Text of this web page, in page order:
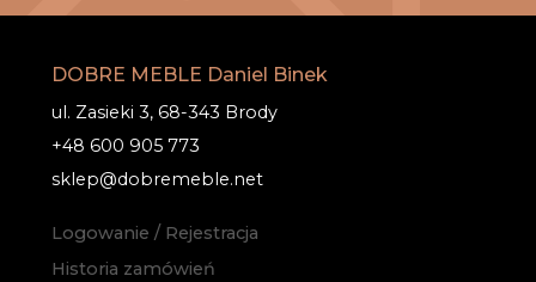
DOBRE MEBLE Daniel Binek
ul. Zasieki 3, 68-343 Brody
+48 600 905 773
sklep@dobremeble.net
Logowanie / Rejestracja
Historia zamówień